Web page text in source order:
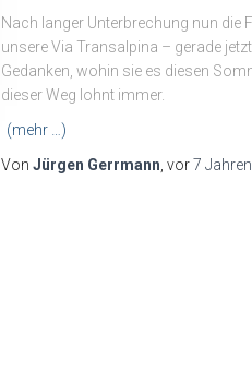
Nach langer Unterbrechung nun die
unsere Via Transalpina – gerade
Gedanken, wohin sie es diesen
dieser Weg lohnt immer.
(mehr …)
Von Jürgen Gerrmann , vor7 Jahren